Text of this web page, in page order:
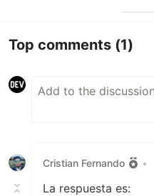
Top comments (1)
Cristian Fernando •
La respuesta es: